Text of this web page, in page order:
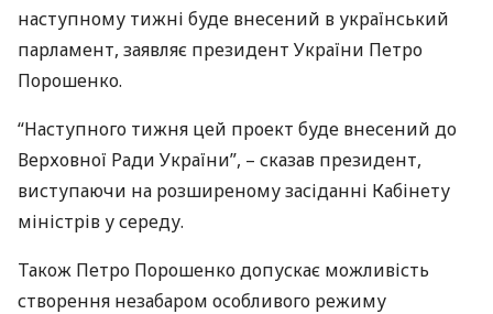
наступному тижні буде внесений в український
парламент, заявляє президент України Петро
Порошенко.
“Наступного тижня цей проект буде внесений до
Верховної Ради України”, – сказав президент,
виступаючи на розширеному засіданні Кабінету
міністрів у середу.
Також Петро Порошенко допускає можливість
створення незабаром особливого режиму